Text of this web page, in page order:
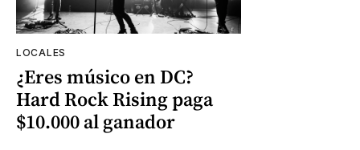
LOCALES
¿Eres músico en DC?
Hard Rock Rising paga
$10.000 al ganador